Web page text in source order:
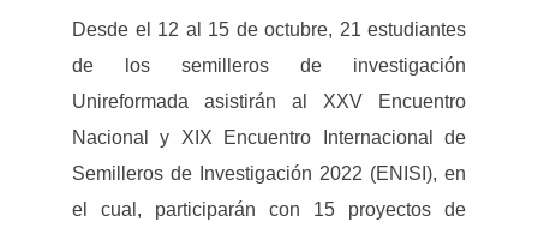
Desde el 12 al 15 de octubre, 21 estudiantes
de los semilleros de investigación
Unireformada asistirán al XXV Encuentro
Nacional y XIX Encuentro Internacional de
Semilleros de Investigación 2022 (ENISI), en
el cual, participarán con 15 proyectos de